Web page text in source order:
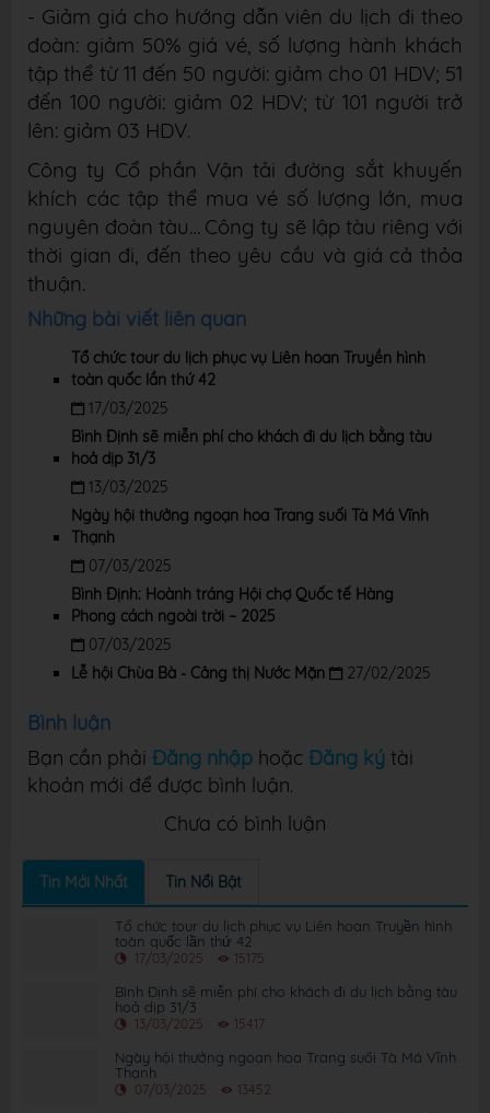
- Giảm giá cho hướng dẫn viên du lịch đi theo
đoàn: giảm 50% giá vé, số lượng hành khách
tập thể từ 11 đến 50 người: giảm cho 01 HDV; 51
đến 100 người: giảm 02 HDV; từ 101 người trở
lên: giảm 03 HDV.
Công ty Cổ phần Vận tải đường sắt khuyến
khích các tập thể mua vé số lượng lớn, mua
nguyên đoàn tàu… Công ty sẽ lập tàu riêng với
thời gian đi, đến theo yêu cầu và giá cả thỏa
thuận.
Những bài viết liên quan
Tổ chức tour du lịch phục vụ Liên hoan Truyền hình
toàn quốc lần thứ 42
17/03/2025
Bình Định sẽ miễn phí cho khách đi du lịch bằng tàu
hoả dịp 31/3
13/03/2025
Ngày hội thưởng ngoạn hoa Trang suối Tà Má Vĩnh
Thạnh
07/03/2025
Bình Định: Hoành tráng Hội chợ Quốc tế Hàng
Phong cách ngoài trời – 2025
07/03/2025
Lễ hội Chùa Bà - Cảng thị Nước Mặn
27/02/2025
Bình luận
Bạn cần phải Đăng nhập hoặc Đăng ký tài
khoản mới để được bình luận.
Chưa có bình luận
Tin Mới Nhất Tin Nổi Bật
Tổ chức tour du lịch phục vụ Liên hoan Truyền hình
toàn quốc lần thứ 42
17/03/2025 15175
Bình Định sẽ miễn phí cho khách đi du lịch bằng tàu
hoả dịp 31/3
13/03/2025 15417
Ngày hội thưởng ngoạn hoa Trang suối Tà Má Vĩnh
Thạnh
07/03/2025 13452